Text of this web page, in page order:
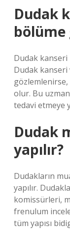
Dudak
bölüme
Dudak
Dudak
olur. Bu
tedavi etmeye
Dudak
yapılır?
Dudakların
yapılır.
komissürleri,
frenulum
tüm yapısı